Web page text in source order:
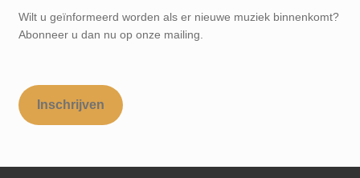
Wilt u geïnformeerd worden als er nieuwe muziek binnenkomt?
Abonneer u dan nu op onze mailing.
Inschrijven